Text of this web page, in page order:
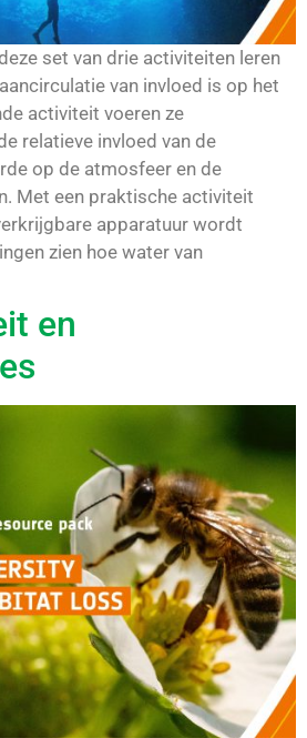
set van drie activiteiten leren
van invloed is op het
activiteit voeren ze
relatieve invloed van de
op de atmosfeer en de
Met een praktische activiteit
apparatuur wordt
zien hoe water van
en